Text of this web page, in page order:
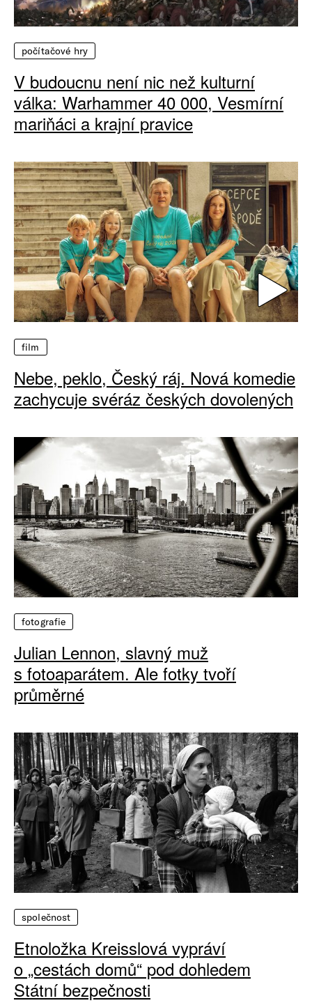
počítačové hry
V budoucnu není nic než kulturní
válka: Warhammer 40 000, Vesmírní
mariňáci a krajní pravice
film
Nebe, peklo, Český ráj. Nová komedie
zachycuje svéráz českých dovolených
fotografie
Julian Lennon, slavný muž
s fotoaparátem. Ale fotky tvoří
průměrné
společnost
Etnoložka Kreisslová vypráví
o „cestách domů“ pod dohledem
Státní bezpečnosti